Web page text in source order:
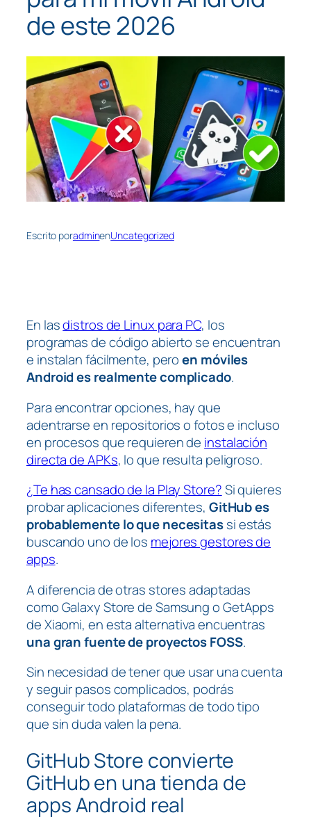
de este 2026
Escrito poradminenUncategorized
En lasdistros de Linux para PC, los
programas de código abierto se encuentran
e instalan fácilmente, peroen móviles
Android es realmente complicado.
Para encontrar opciones, hay que
adentrarse en repositorios o fotos e incluso
en procesos que requieren de instalación
directa de APKs, lo que resulta peligroso.
¿Te has cansado de la Play Store?Si quieres
probar aplicaciones diferentes, GitHub es
probablemente lo que necesitassi estás
buscando uno de los mejores gestores de
apps.
A diferencia de otras stores adaptadas
como Galaxy Store de Samsung o GetApps
de Xiaomi, en esta alternativa encuentras
una gran fuente de proyectos FOSS.
Sin necesidad de tener que usar una cuenta
y seguir pasos complicados, podrás
conseguir todo plataformas de todo tipo
que sin duda valen la pena.
GitHub Store convierte
GitHub en una tienda de
apps Android real